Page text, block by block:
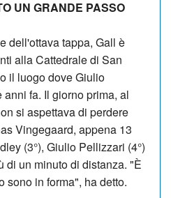
UN GRANDE PASSO
dell'ottava tappa, Gall è
alla Cattedrale di San
il luogo dove Giulio
fa. Il giorno prima, al
si aspettava di perdere
Vingegaard, appena 13
(3°), Giulio Pellizzari (4°)
di un minuto di distanza. "È
sono in forma", ha detto.